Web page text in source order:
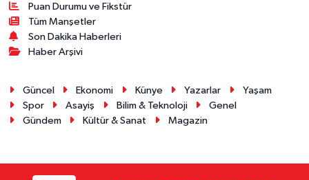
Puan Durumu ve Fikstür
Tüm Manşetler
Son Dakika Haberleri
Haber Arşivi
Güncel Ekonomi Künye Yazarlar
Yaşam
Spor
Asayiş Bilim & Teknoloji
Genel
Gündem
Kültür & Sanat Magazin